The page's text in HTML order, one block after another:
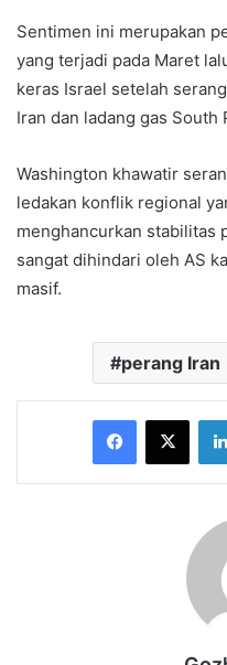
Sentimen ini merupakan
yang terjadi pada Maret
keras Israel setelah
Iran dan ladang gas South
Washington khawatir
ledakan konflik regional
menghancurkan stabilitas
sangat dihindari oleh AS
masif.
perang Iran
Facebook
X